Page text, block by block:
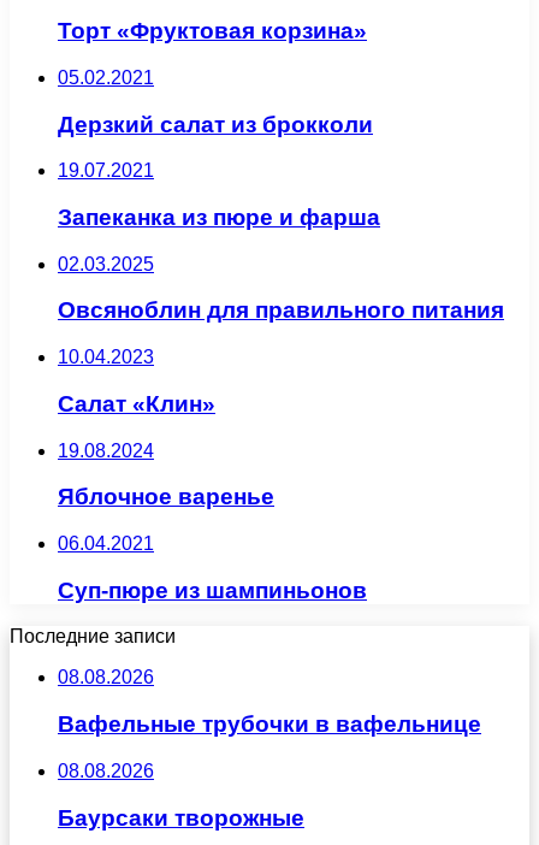
Торт «Фруктовая корзина»
05.02.2021
Дерзкий салат из брокколи
19.07.2021
Запеканка из пюре и фарша
02.03.2025
Овсяноблин для правильного питания
10.04.2023
Салат «Клин»
19.08.2024
Яблочное варенье
06.04.2021
Суп-пюре из шампиньонов
Последние записи
08.08.2026
Вафельные трубочки в вафельнице
08.08.2026
Баурсаки творожные